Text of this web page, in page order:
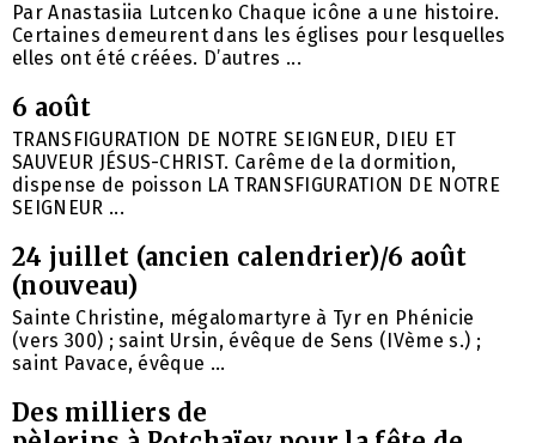
Par Anastasiia Lutcenko Chaque icône a une histoire.
Certaines demeurent dans les églises pour lesquelles
elles ont été créées. D’autres ...
6 août
TRANSFIGURATION DE NOTRE SEIGNEUR, DIEU ET
SAUVEUR JÉSUS-CHRIST. Carême de la dormition,
dispense de poisson LA TRANSFIGURATION DE NOTRE
SEIGNEUR ...
24 juillet (ancien calendrier)/6 août
(nouveau)
Sainte Christine, mégalomartyre à Tyr en Phénicie
(vers 300) ; saint Ursin, évêque de Sens (IVème s.) ;
saint Pavace, évêque ...
Des milliers de